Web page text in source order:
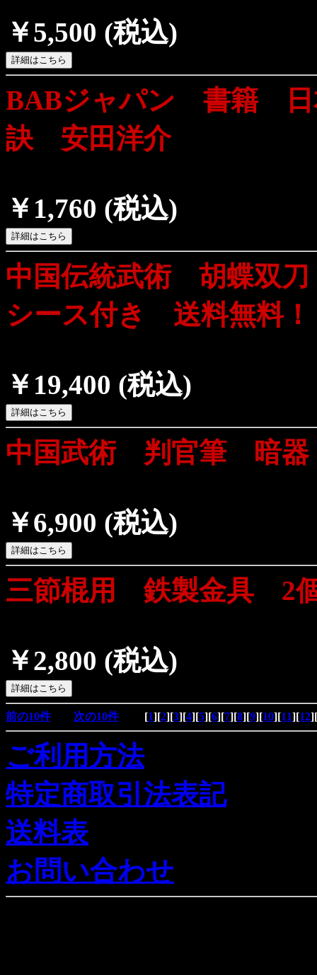
￥5,500 (税込)
BABジャパン 書籍 日
訣 安田洋介
￥1,760 (税込)
中国伝統武術 胡蝶双
シース付き 送料無料
￥19,400 (税込)
中国武術 判官筆 暗
￥6,900 (税込)
三節棍用 鉄製金具 2
￥2,800 (税込)
前の10件 次の10件[1][2][3][4][5][6][7][8][9][10][11][12][
ご利用方法
特定商取引法表記
送料表
お問い合わせ